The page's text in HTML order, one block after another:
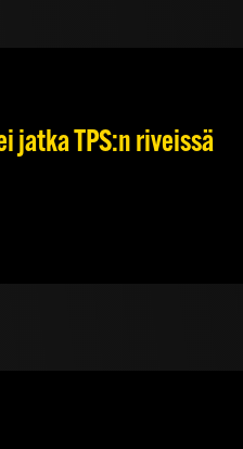
jatka TPS:n riveissä